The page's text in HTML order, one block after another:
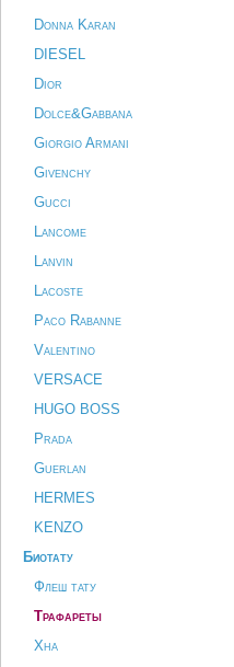
Donna Karan
DIESEL
Dior
Dolce&Gabbana
Giorgio Armani
Givenchy
Gucci
Lancome
Lanvin
Lacoste
Paco Rabanne
Valentino
VERSACE
HUGO BOSS
Prada
Guerlan
HERMES
KENZO
Биотату
Флеш тату
Трафареты
Хна